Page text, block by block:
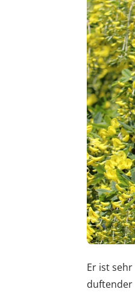
Er ist
duftender